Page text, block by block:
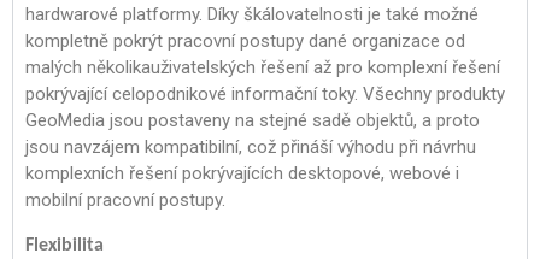
hardwarové platformy. Díky škálovatelnosti je také možné
kompletně pokrýt pracovní postupy dané organizace od
malých několikauživatelských řešení až pro komplexní řešení
pokrývající celopodnikové informační toky. Všechny produkty
GeoMedia jsou postaveny na stejné sadě objektů, a proto
jsou navzájem kompatibilní, což přináší výhodu při návrhu
komplexních řešení pokrývajících desktopové, webové i
mobilní pracovní postupy.
Flexibilita